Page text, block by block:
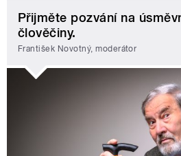
Přijměte pozvání na
člověčiny.
František Novotný, moderátor